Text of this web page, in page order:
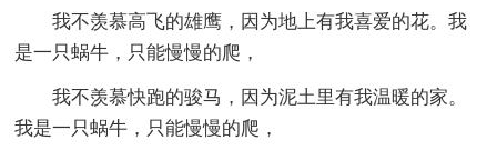
我不羡慕高飞的雄鹰，因为地上有我喜爱的花。我
是一只蜗牛，只能慢慢的爬，
我不羡慕快跑的骏马，因为泥土里有我温暖的家。
我是一只蜗牛，只能慢慢的爬，